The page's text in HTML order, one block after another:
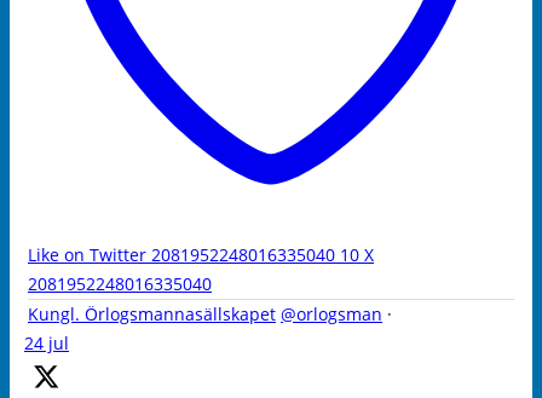
Like on Twitter 2081952248016335040 10 X
2081952248016335040
Kungl. Örlogsmannasällskapet @orlogsman ·
24 jul